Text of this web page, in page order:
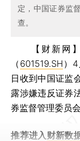
定，中国证券监
查。
【财新网
（ 601519.SH ）
日收到中国证监
露涉嫌违反证券
券监督管理委员
推荐进入 财新数